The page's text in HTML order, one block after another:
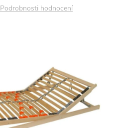
Podrobnosti hodnocení